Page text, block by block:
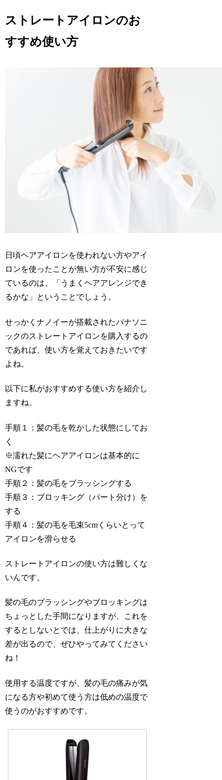
ストレートアイロンのお
すすめ使い方
日頃ヘアアイロンを使われない方やアイ
ロンを使ったことが無い方が不安に感じ
ているのは、「うまくヘアアレンジでき
るかな」ということでしょう。
せっかくナノイーが搭載されたパナソニ
ックのストレートアイロンを購入するの
であれば、使い方を覚えておきたいです
よね。
以下に私がおすすめする使い方を紹介し
ますね。
手順１：髪の毛を乾かした状態にしてお
く
※濡れた髪にヘアアイロンは基本的に
NGです
手順２：髪の毛をブラッシングする
手順３：ブロッキング（パート分け）を
する
手順４：髪の毛を毛束5cmくらいとって
アイロンを滑らせる
ストレートアイロンの使い方は難しくな
いんです。
髪の毛のブラッシングやブロッキングは
ちょっとした手間になりますが、これを
するとしないとでは、仕上がりに大きな
差が出るので、ぜひやってみてください
ね！
使用する温度ですが、髪の毛の痛みが気
になる方や初めて使う方は低めの温度で
使うのがおすすめです。